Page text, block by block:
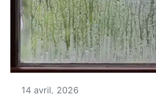
14 avril, 2026